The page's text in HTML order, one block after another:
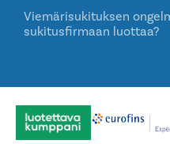
Viemärisukituksen
sukitusfirmaan luottaa?